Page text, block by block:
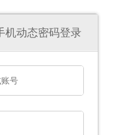
机动态密码登录